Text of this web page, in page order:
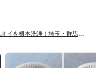
【空気の洗車屋さん】カーエアコンの嫌なニオイを根本洗浄！埼玉・群馬・栃木出張対応